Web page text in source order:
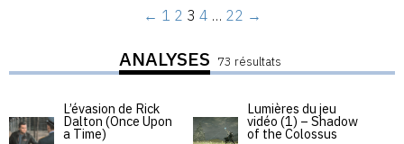
← 1 2 3 4 … 22 →
ANALYSES 73 résultats
L’évasion de Rick
Dalton (Once Upon
a Time)
Lumières du jeu
vidéo (1) – Shadow
of the Colossus